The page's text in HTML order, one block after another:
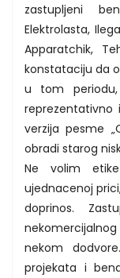
zastupljeni
Elektrolasta,
Apparatchik,
konstataciju da
u tom
reprezentativno
verzija pesme
obradi starog
Ne volim
ujednacenoj
doprinos.
nekom
projekata i